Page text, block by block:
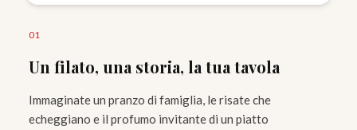
01
Un filato, una storia, la tua tavola
Immaginate un pranzo di famiglia, le risate che
echeggiano e il profumo invitante di un piatto